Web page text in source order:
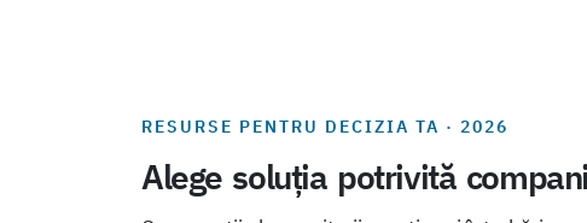
RESURSE PENTRU DECIZIA TA · 2026
Alege soluția potrivită